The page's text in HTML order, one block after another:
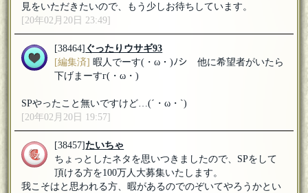
見をいただきたいので、もう少しお待ちしています。
[20年02月20日 23:49]
[38464] ぐったりウサギ93
[編集済] 暇人でーす(・ω・)ﾉシ 他に希望者がいたら
下げまーすг(・ω・)
SPやったこと無いですけど…(´・ω・`)
[20年02月20日 19:57]
[38457]たいちゃ
ちょっとしたネタを思いつきましたので、SPをして
頂ける方を100万人大募集いたします。
我こそはと思われる方、暇があるのでのぞいてやろうかとい